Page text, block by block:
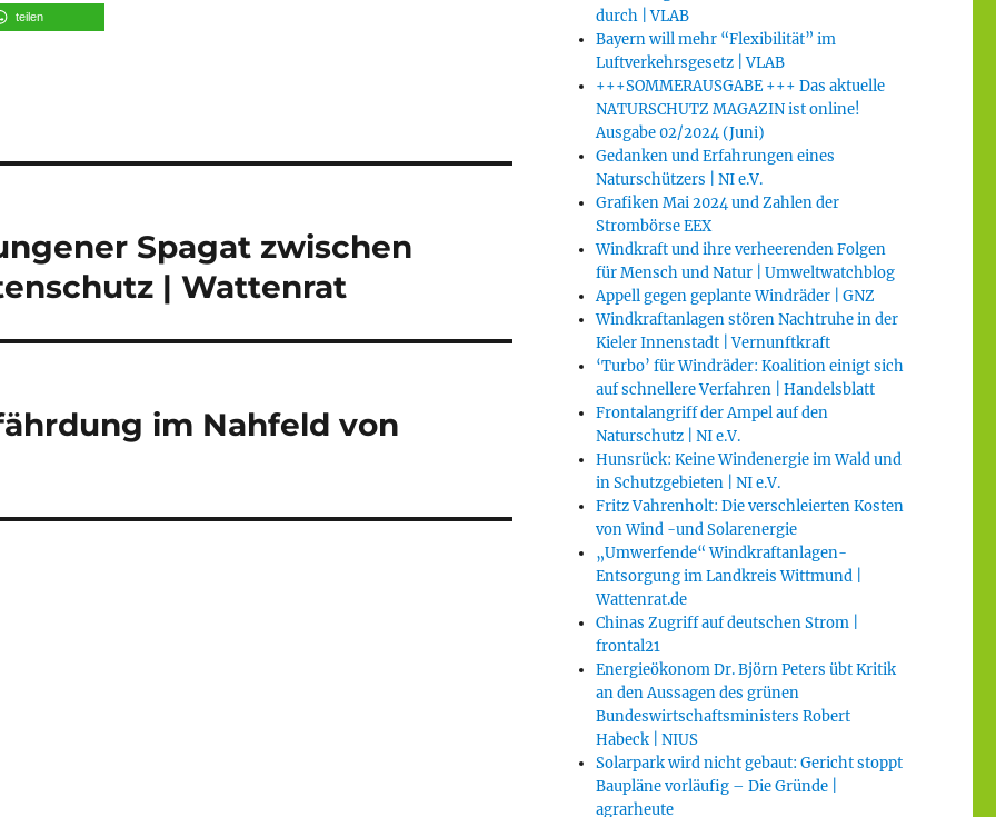
teilen
Spagat zwischen
| Wattenrat
im Nahfeld von
durch | VLAB
Bayern will mehr “Flexibilität” im
Luftverkehrsgesetz | VLAB
+++SOMMERAUSGABE +++ Das aktuelle
NATURSCHUTZ MAGAZIN ist online!
Ausgabe 02/2024 (Juni)
Gedanken und Erfahrungen eines
Naturschützers | NI e.V.
Grafiken Mai 2024 und Zahlen der
Strombörse EEX
Windkraft und ihre verheerenden Folgen
für Mensch und Natur | Umweltwatchblog
Appell gegen geplante Windräder | GNZ
Windkraftanlagen stören Nachtruhe in der
Kieler Innenstadt | Vernunftkraft
‘Turbo’ für Windräder: Koalition einigt sich
auf schnellere Verfahren | Handelsblatt
Frontalangriff der Ampel auf den
Naturschutz | NI e.V.
Hunsrück: Keine Windenergie im Wald und
in Schutzgebieten | NI e.V.
Fritz Vahrenholt: Die verschleierten Kosten
von Wind -und Solarenergie
„Umwerfende“ Windkraftanlagen-
Entsorgung im Landkreis Wittmund |
Wattenrat.de
Chinas Zugriff auf deutschen Strom |
frontal21
Energieökonom Dr. Björn Peters übt Kritik
an den Aussagen des grünen
Bundeswirtschaftsministers Robert
Habeck | NIUS
Solarpark wird nicht gebaut: Gericht stoppt
Baupläne vorläufig – Die Gründe |
agrarheute